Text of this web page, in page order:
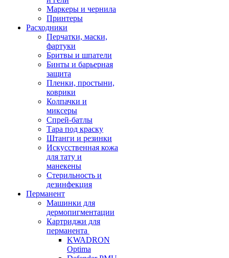
Маркеры и чернила
Принтеры
Расходники
Перчатки, маски,
фартуки
Бритвы и шпатели
Бинты и барьерная
защита
Пленки, простыни,
коврики
Колпачки и
миксеры
Спрей-батлы
Тара под краску
Штанги и резинки
Искусственная кожа
для тату и
манекены
Стерильность и
дезинфекция
Перманент
Машинки для
дермопигментации
Картриджи для
перманента
KWADRON
Optima